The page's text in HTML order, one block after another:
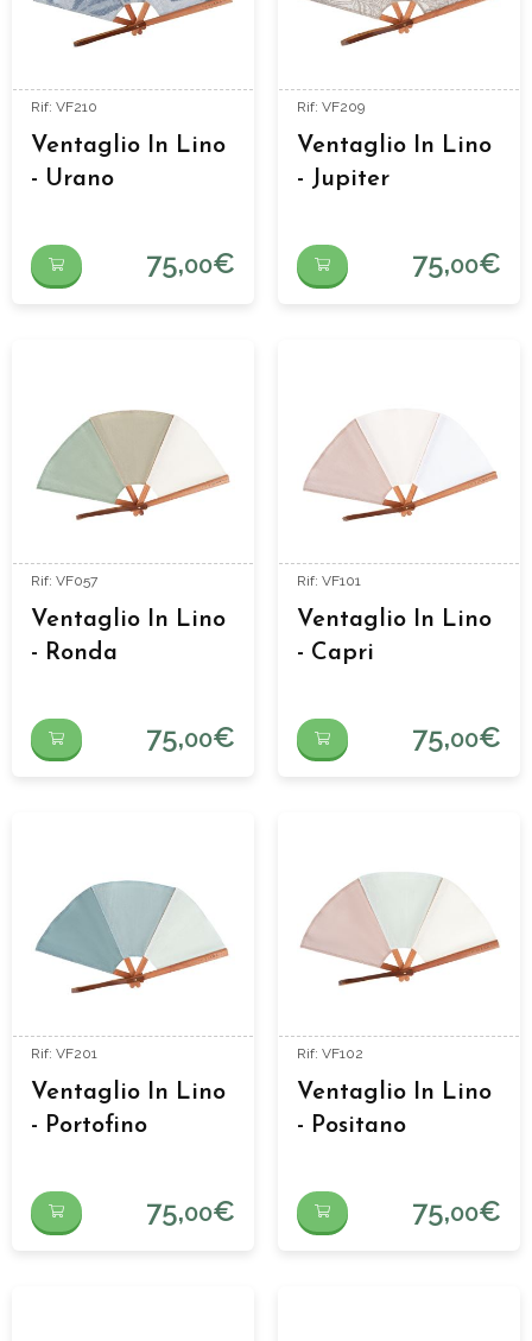
Rif: VF210
Ventaglio In Lino
- Urano
75,00€
Rif: VF209
Ventaglio In Lino
- Jupiter
75,00€
Rif: VF057
Ventaglio In Lino
- Ronda
75,00€
Rif: VF101
Ventaglio In Lino
- Capri
75,00€
Rif: VF201
Ventaglio In Lino
- Portofino
75,00€
Rif: VF102
Ventaglio In Lino
- Positano
75,00€